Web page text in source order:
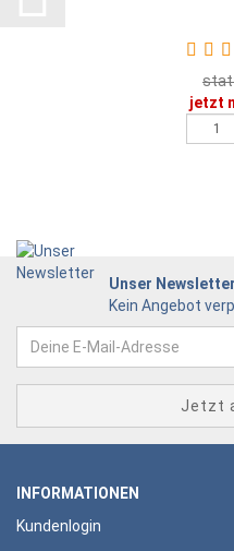
jetzt
Unser Newsletter
Kein Angebot
INFORMATIONEN
Kundenlogin